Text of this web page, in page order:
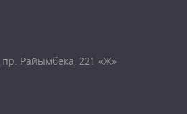
Райымбека, 221 «Ж»